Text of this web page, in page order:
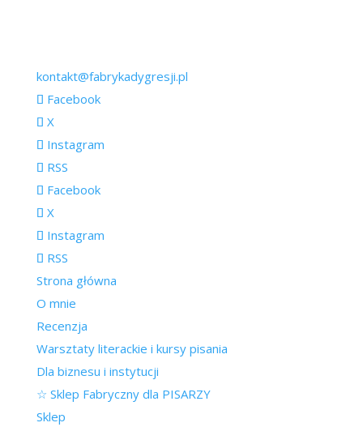
kontakt@fabrykadygresji.pl
Facebook
X
Instagram
RSS
Facebook
X
Instagram
RSS
Strona główna
O mnie
Recenzja
Warsztaty literackie i kursy pisania
Dla biznesu i instytucji
☆ Sklep Fabryczny dla PISARZY
Sklep